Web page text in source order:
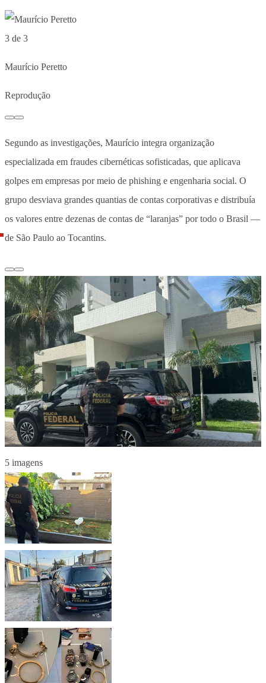
3 de 3
Maurício Peretto
Reprodução
Segundo as investigações, Maurício integra organização
especializada em fraudes cibernéticas sofisticadas, que aplicava
golpes em empresas por meio de phishing e engenharia social. O
grupo desviava grandes quantias de contas corporativas e distribuía
os valores entre dezenas de contas de “laranjas” por todo o Brasil —
de São Paulo ao Tocantins.
5 imagens